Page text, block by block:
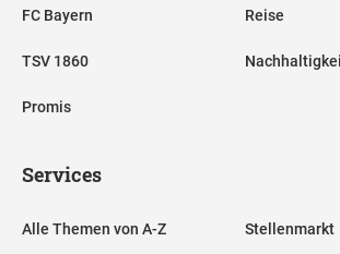
FC Bayern
TSV 1860
Promis
Reise
Services
Alle Themen von A-Z Stellenmarkt